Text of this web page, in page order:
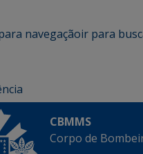
navegaçãoir para
CBMMS
Corpo de